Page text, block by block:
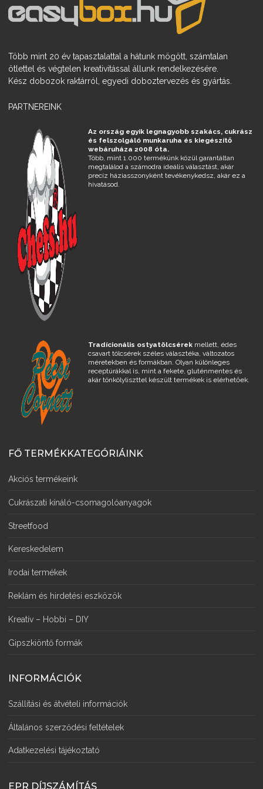
Több mint 20 év tapasztalattal a hátunk mögött, számtalan
ötlettel és végtelen kreativitással állunk rendelkezésére.
Kész dobozok raktárról, egyedi doboztervezés és gyártás.
PARTNEREINK
Az ország egyik legnagyobb szakács, cukrász
és felszolgáló munkaruha és kiegészítő
webáruháza 2008 óta.
Több, mint 1.000 termékünk közül garantáltan
megtalálod a számodra ideális választást, akár
precíz háziasszonyként tevékenykedsz, akár ez a
hivatásod.
Tradícionális ostyatölcsérekmellett, édes
csavart tölcsérek széles választéka, változatos
méretekben és formákban. Olyan különleges
receptúrákkal is, mint a fekete, gluténmentes és
akár tönkölyliszttel készült termékek is elérhetőek.
FŐ TERMÉKKATEGÓRIÁINK
Akciós termékeink
Cukrászati kínáló-csomagolóanyagok
Streetfood
Kereskedelem
Irodai termékek
Reklám és hirdetési eszközök
Kreatív – Hobbi – DIY
Gipszkiöntő formák
INFORMÁCIÓK
Szállítási és átvételi információk
Általános szerződési feltételek
Adatkezelési tájékoztató
EPR DÍJSZÁMÍTÁS